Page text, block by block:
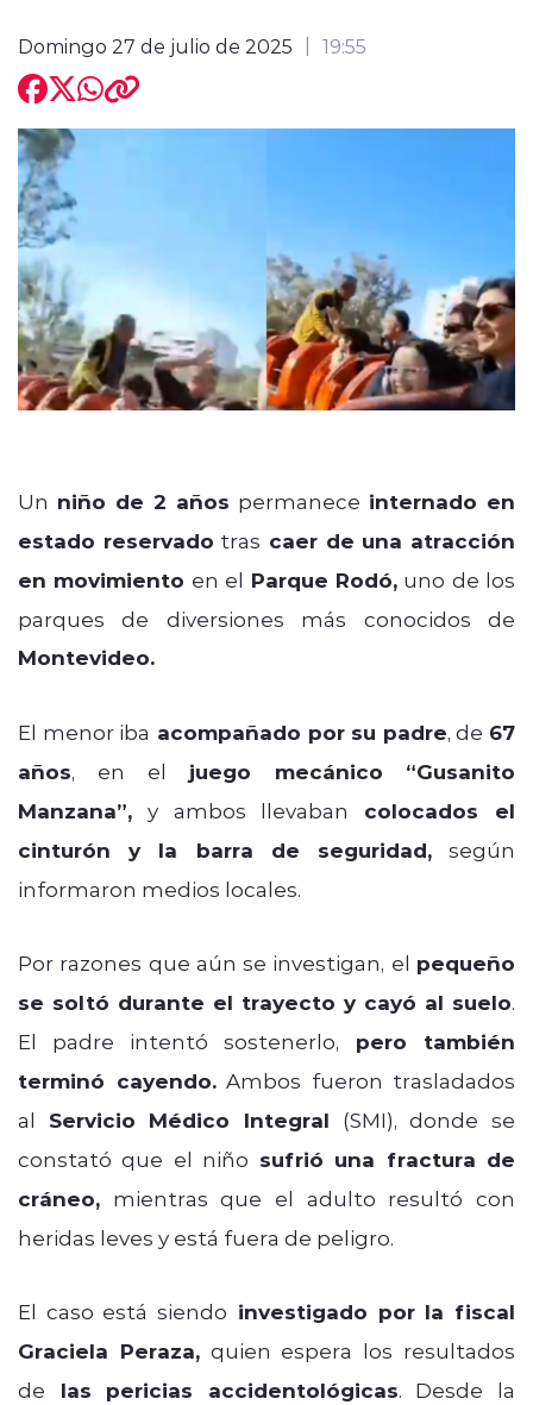
Domingo 27 de julio de 2025 19:55
Un niño de 2 años permanece internado en
estado reservado tras caer de una atracción
en movimiento en el Parque Rodó,uno de los
parques de diversiones más conocidos de
Montevideo.
El menor iba acompañado por su padre, de 67
años, en el juego mecánico
“Gusanito
Manzana”, y ambos llevaban colocados el
cinturón y la barra de seguridad,según
informaron medios locales.
Por razones que aún se investigan, el pequeño
se soltó durante el trayecto y cayó al suelo.
El padre intentó sostenerlo, pero también
terminó cayendo.Ambos fueron trasladados
al Servicio Médico Integral (SMI), donde se
constató que el niño sufrió una fractura de
cráneo, mientras que el adulto resultó con
heridas leves y está fuera de peligro.
El caso está siendo investigado por la fiscal
Graciela Peraza,quien espera los resultados
de las pericias accidentológicas. Desde la